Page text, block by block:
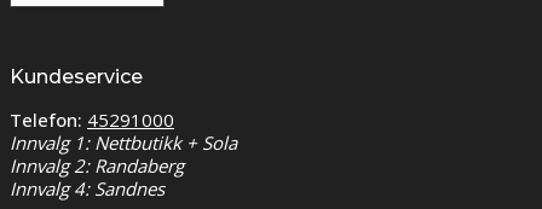
Kundeservice
Telefon: 45291000
Innvalg 1: Nettbutikk + Sola
Innvalg 2: Randaberg
Innvalg 4: Sandnes